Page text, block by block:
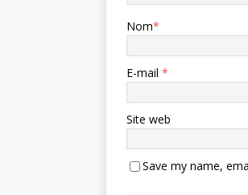
Nom*
E-mail *
Site web
Save my name,